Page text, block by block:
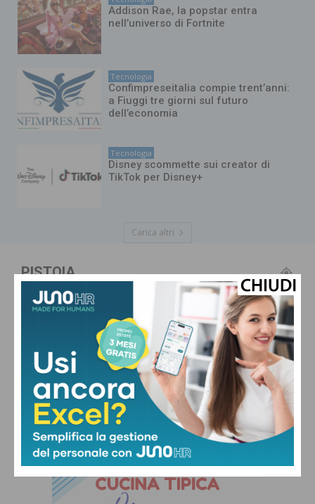
Addison Rae, la popstar entra
nell’universo di Fortnite
Tecnologia
Confimpreseitalia compie trent’anni:
a Fiuggi tre giorni sul futuro
dell’economia
Tecnologia
Disney scommette sui creator di
TikTok per Disney+
Carica altri
PISTOIA
Cielo Sereno
22 ° C 24.3°
20.6°
0.5kmh
VEN
31°
SAB
31°
DOM
33°
LUN
32 ° °